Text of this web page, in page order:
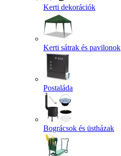
Kerti dekorációk
Kerti sátrak és pavilonok
Postaláda
Bográcsok és üstházak